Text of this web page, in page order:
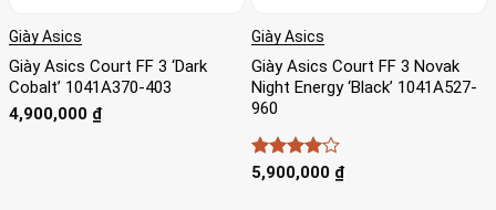
Giày Asics
Giày Asics Court FF 3 ‘Dark
Cobalt’ 1041A370-403
4,900,000 ₫
Giày Asics
Giày Asics Court FF 3 Novak
Night Energy ‘Black’ 1041A527-
960
Được
5,900,000 ₫